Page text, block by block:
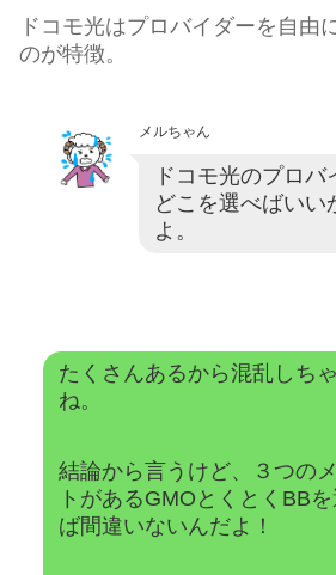
ドコモ光はプロバイダーを自由
のが特徴。
メルちゃん
ドコモ光のプロバ
どこを選べばいい
よ。
たくさんあるから混乱しち
ね。
結論から言うけど、３つの
トがあるGMOとくとくBB
ば間違いないんだよ！